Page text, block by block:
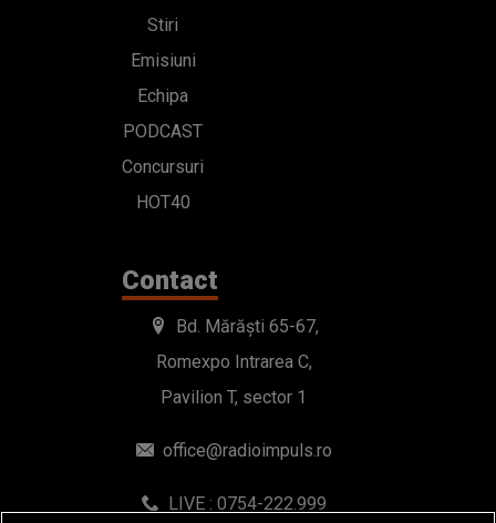
Stiri
Emisiuni
Echipa
PODCAST
Concursuri
HOT40
Contact
Bd. Mărăști 65-67,
Romexpo Intrarea C,
Pavilion T, sector 1
office@radioimpuls.ro
LIVE : 0754-222.999